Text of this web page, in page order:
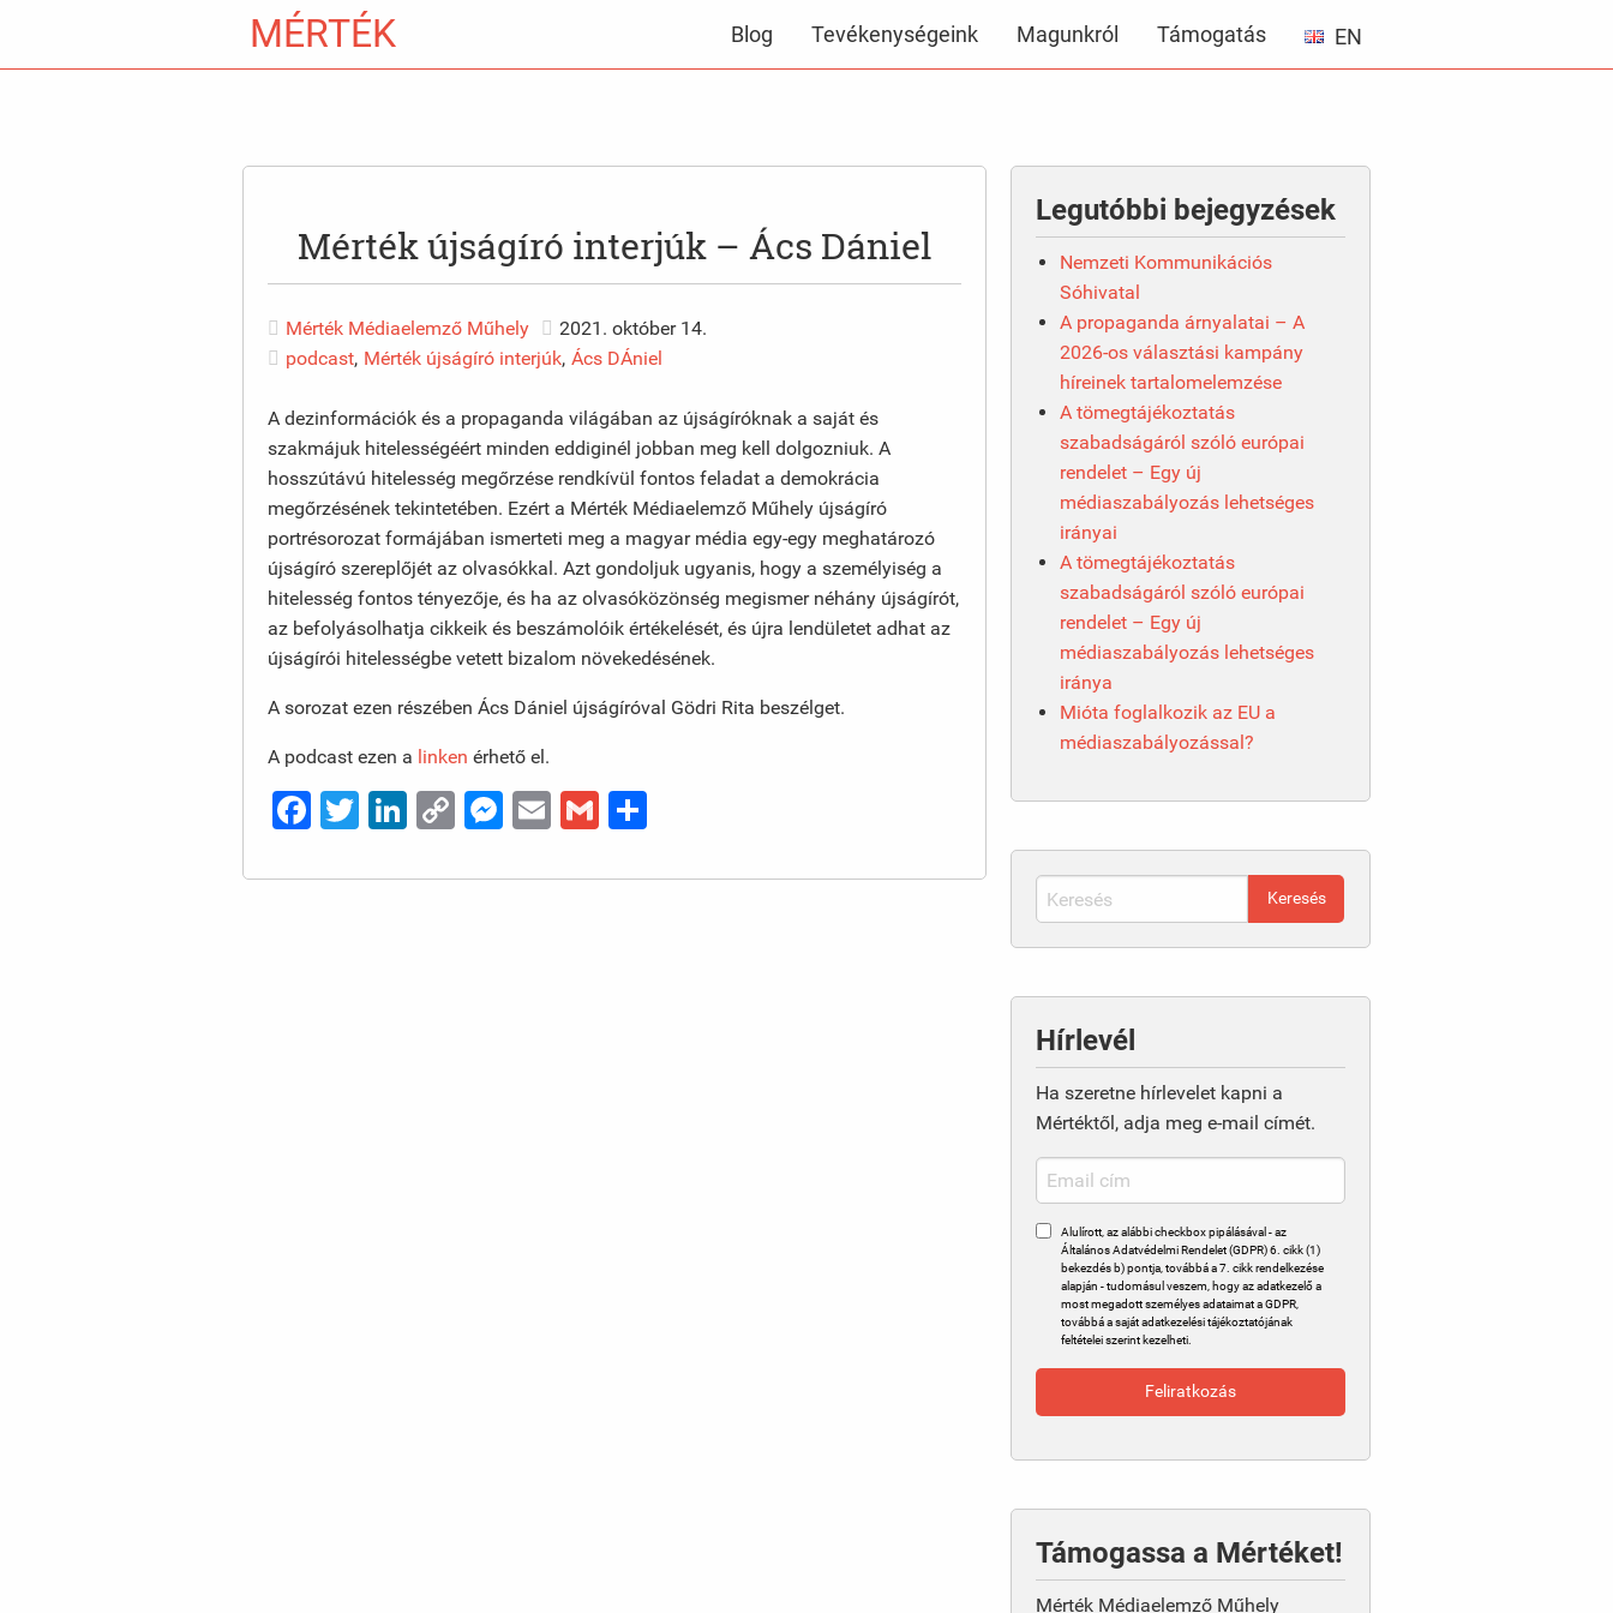
MÉRTÉK Blog Tevékenységeink Magunkról Támogatás EN
Mérték újságíró interjúk – Ács Dániel
Mérték Médiaelemző Műhely
2021. október 14.
podcast, Mérték újságíró interjúk, Ács DÁniel
A dezinformációk és a propaganda világában az újságíróknak a saját és
szakmájuk hitelességéért minden eddiginél jobban meg kell dolgozniuk. A
hosszútávú hitelesség megőrzése rendkívül fontos feladat a demokrácia
megőrzésének tekintetében. Ezért a Mérték Médiaelemző Műhely újságíró
portrésorozat formájában ismerteti meg a magyar média egy-egy meghatározó
újságíró szereplőjét az olvasókkal. Azt gondoljuk ugyanis, hogy a személyiség a
hitelesség fontos tényezője, és ha az olvasóközönség megismer néhány újságírót,
az befolyásolhatja cikkeik és beszámolóik értékelését, és újra lendületet adhat az
újságírói hitelességbe vetett bizalom növekedésének.
A sorozat ezen részében Ács Dániel újságíróval Gödri Rita beszélget.
A podcast ezen a linken érhető el.
Facebook
Twitter
LinkedIn
CopyMessenger
EmailGmail
Legutóbbi bejegyzések
Nemzeti Kommunikációs
Sóhivatal
A propaganda árnyalatai – A
2026-os választási kampány
híreinek tartalomelemzése
A tömegtájékoztatás
szabadságáról szóló európai
rendelet – Egy új
médiaszabályozás lehetséges
irányai
A tömegtájékoztatás
szabadságáról szóló európai
rendelet – Egy új
médiaszabályozás lehetséges
iránya
Mióta foglalkozik az EU a
médiaszabályozással?
Hírlevél
Ha szeretne hírlevelet kapni a
Mértéktől, adja meg e-mail címét.
Alulírott, az alábbi checkbox pipálásával - az
Általános Adatvédelmi Rendelet (GDPR) 6. cikk (1)
bekezdés b) pontja, továbbá a 7. cikk rendelkezése
alapján - tudomásul veszem, hogy az adatkezelő a
most megadott személyes adataimat a GDPR,
továbbá a saját adatkezelési tájékoztatójának
feltételei szerint kezelheti.
Támogassa a Mértéket!
Mérték Médiaelemző Műhely